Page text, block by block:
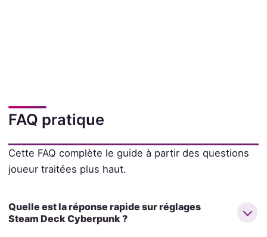
FAQ pratique
Cette FAQ complète le guide à partir des questions
joueur traitées plus haut.
Quelle est la réponse rapide sur réglages
Steam Deck Cyberpunk ?